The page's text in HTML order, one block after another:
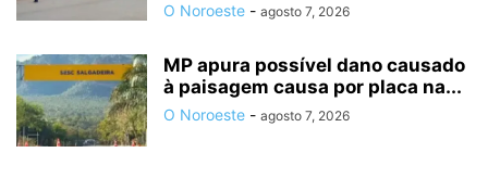
O Noroeste - agosto 7, 2026
MP apura possível dano causado
à paisagem causa por placa na...
O Noroeste - agosto 7, 2026